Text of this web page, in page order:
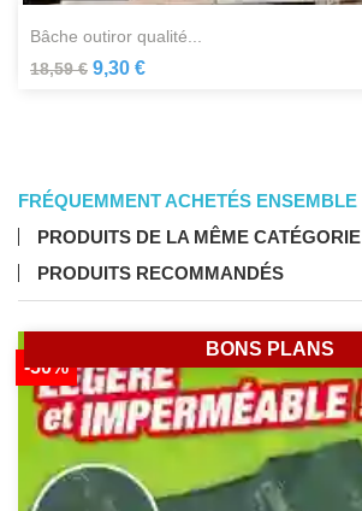
bâche outiror qualité...
18,59 € 9,30 €
FRÉQUEMMENT ACHETÉS ENSEMBLE
PRODUITS DE LA MÊME CATÉGORIE
PRODUITS RECOMMANDÉS
-50%
BONS PLANS